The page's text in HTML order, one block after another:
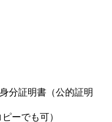
分証明書（公的証明
ーでも可）